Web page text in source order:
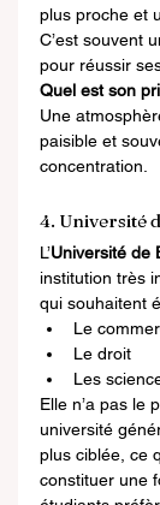
plus proche et
C’est souvent
pour réussir
Quel est son
Une
paisible et
concentration.
4. Université
L’Université de
institution très
qui souhaitent
Le
Le droit
Les
Elle n’a pas le
université
plus ciblée, ce
constituer une